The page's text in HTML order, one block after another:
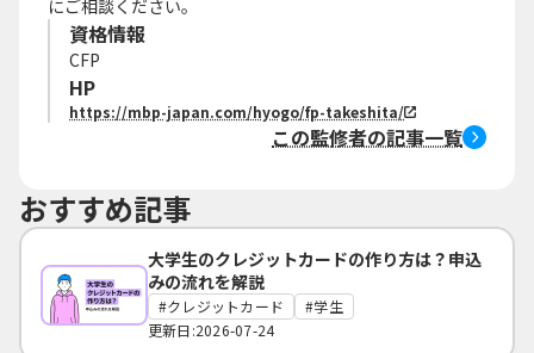
にご相談ください。
資格情報
CFP
HP
https://mbp-japan.com/hyogo/fp-takeshita/
この監修者の記事一覧
おすすめ記事
大学生のクレジットカードの作り方は？申込
みの流れを解説
クレジットカード
学生
更新日:2026-07-24